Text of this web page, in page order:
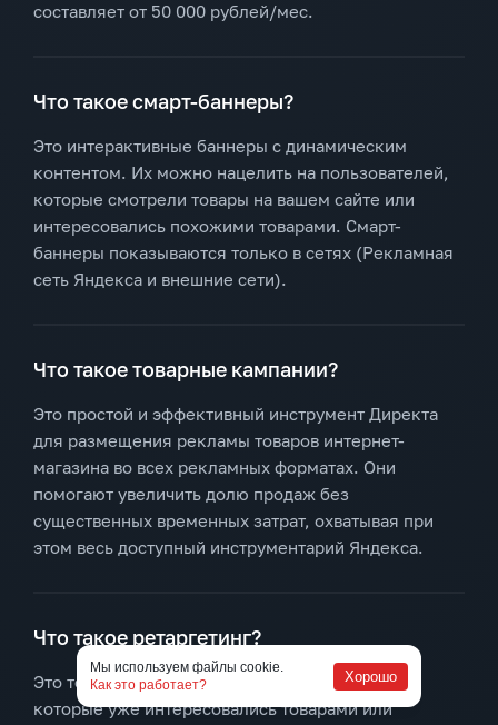
составляет от 50 000 рублей/мес.
Что такое смарт-баннеры?
Это интерактивные баннеры с динамическим
контентом. Их можно нацелить на пользователей,
которые смотрели товары на вашем сайте или
интересовались похожими товарами. Смарт-
баннеры показываются только в сетях (Рекламная
сеть Яндекса и внешние сети).
Что такое товарные кампании?
Это простой и эффективный инструмент Директа
для размещения рекламы товаров интернет-
магазина во всех рекламных форматах. Они
помогают увеличить долю продаж без
существенных временных затрат, охватывая при
этом весь доступный инструментарий Яндекса.
Что такое ретаргетинг?
Это технология для работы с пользователями,
которые уже интересовались товарами или
Мы используем файлы cookie.
Как это работает?
Хорошо